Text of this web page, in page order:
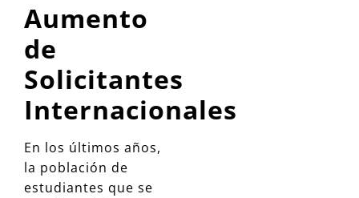
Aumento
de
Solicitantes
Internacionales
En los últimos años,
la población de
estudiantes que se